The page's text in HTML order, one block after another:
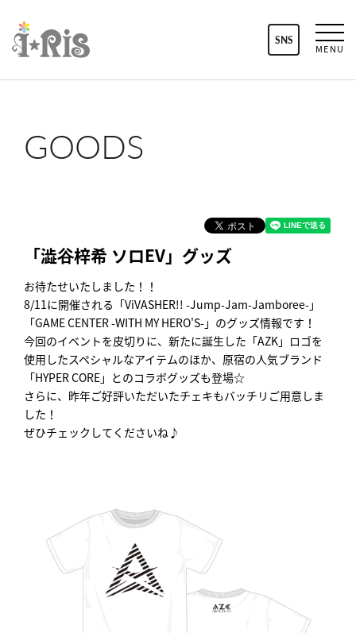
SNS
MENU
GOODS
「澁谷梓希 ソロEV」グッズ
お待たせいたしました！！
8/11に開催される「ViVASHER!! -Jump-Jam-Jamboree-」
「GAME CENTER -WITH MY HERO'S-」のグッズ情報です！
今回のイベントを皮切りに、新たに誕生した「AZK」ロゴを
使用したスペシャルなアイテムのほか、原宿の人気ブランド
「HYPER CORE」とのコラボグッズも登場☆
さらに、昨年ご好評いただいたチェキもバッチリご用意しま
した！
ぜひチェックしてくださいね♪